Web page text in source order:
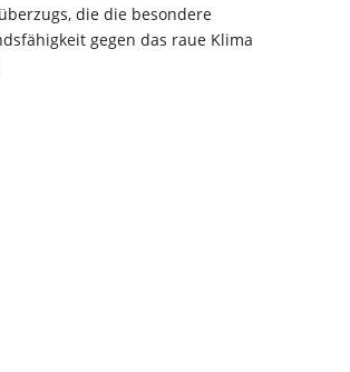
die die besondere
gegen das raue Klima